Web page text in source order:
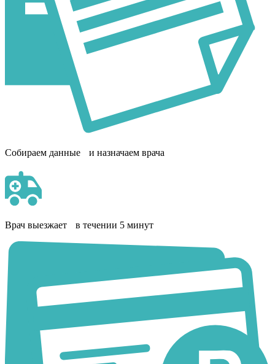
Собираем данные и назначаем врача
Врач выезжает в течении 5 минут